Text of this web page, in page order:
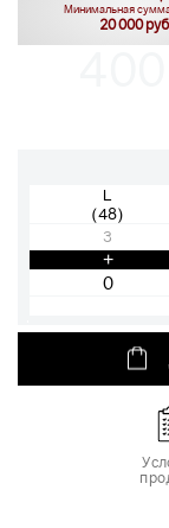
Минимальная
20 000
L
(48)
3
+